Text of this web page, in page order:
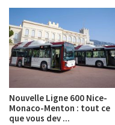
Nouvelle Ligne 600 Nice-
Monaco-Menton : tout ce
que vous dev ...